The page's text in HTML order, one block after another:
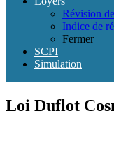
Révision
Indice de
Fermer
SCPI
Simulation
Loi Duflot